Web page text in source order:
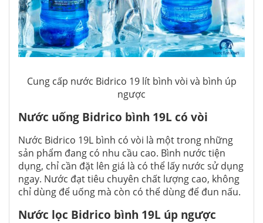
Cung cấp nước Bidrico 19 lít bình vòi và bình úp
ngược
Nước uống Bidrico bình 19L có vòi
Nước Bidrico 19L bình có vòi là một trong những
sản phẩm đang có nhu cầu cao. Bình nước tiện
dụng, chỉ cần đặt lên giá là có thể lấy nước sử dụng
ngay. Nước đạt tiêu chuyên chất lượng cao, không
chỉ dùng để uống mà còn có thể dùng để đun nấu.
Nước lọc Bidrico bình 19L úp ngược